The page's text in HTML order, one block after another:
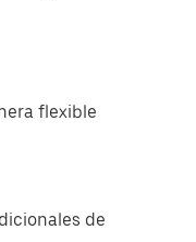
flexible
de